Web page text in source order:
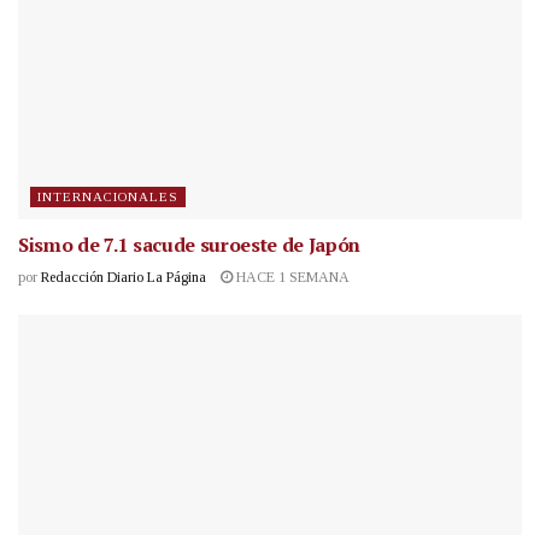
INTERNACIONALES
Sismo de 7.1 sacude suroeste de Japón
por Redacción Diario La Página HACE 1 SEMANA